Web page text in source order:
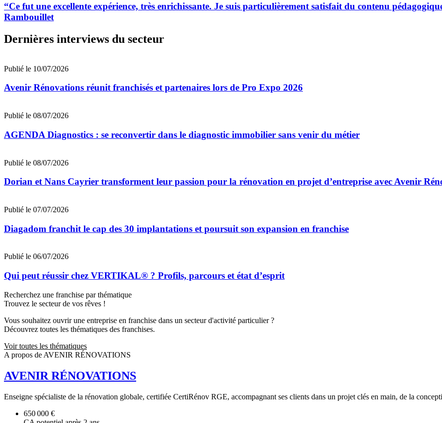
“Ce fut une excellente expérience, très enrichissante. Je suis particulièrement satisfait du contenu
Rambouillet
Dernières interviews du secteur
Publié le 10/07/2026
Avenir Rénovations réunit franchisés et partenaires lors de Pro Expo 2026
Publié le 08/07/2026
AGENDA Diagnostics : se reconvertir dans le diagnostic immobilier sans venir du métier
Publié le 08/07/2026
Dorian et Nans Cayrier transforment leur passion pour la rénovation en projet d’entreprise avec Avenir
Publié le 07/07/2026
Diagadom franchit le cap des 30 implantations et poursuit son expansion en franchise
Publié le 06/07/2026
Qui peut réussir chez VERTIKAL® ? Profils, parcours et état d’esprit
Recherchez une franchise par thématique
Trouvez le secteur de vos rêves !
Vous souhaitez ouvrir une entreprise en franchise dans un secteur d'activité particulier ?
Découvrez toutes les thématiques des franchises.
Voir toutes les thématiques
A propos de AVENIR RÉNOVATIONS
AVENIR RÉNOVATIONS
Enseigne spécialiste de la rénovation globale, certifiée CertiRénov RGE, accompagnant ses clients dans un projet clés en main, de la
650 000 €